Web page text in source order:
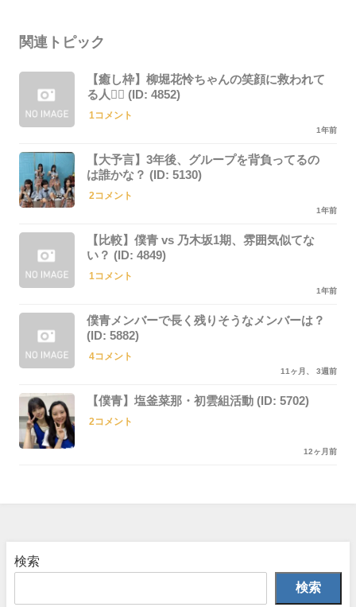
関連トピック
【癒し枠】柳堀花怜ちゃんの笑顔に救われて
る人🙋‍♀️ (ID: 4852)
1コメント
1年前
【大予言】3年後、グループを背負ってるの
は誰かな？ (ID: 5130)
2コメント
1年前
【比較】僕青 vs 乃木坂1期、雰囲気似てな
い？ (ID: 4849)
1コメント
1年前
僕青メンバーで長く残りそうなメンバーは？
(ID: 5882)
4コメント
11ヶ月、 3週前
【僕青】塩釜菜那・初雲組活動 (ID: 5702)
2コメント
12ヶ月前
検索
検索